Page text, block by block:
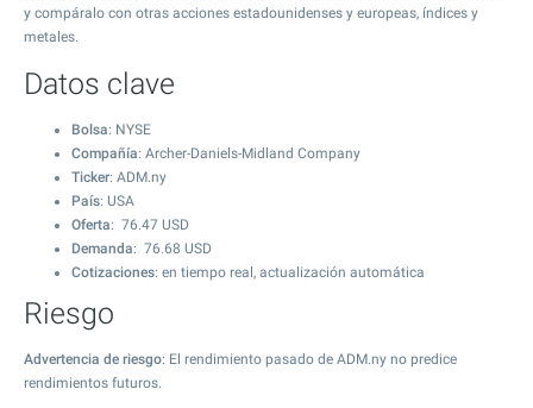
y compáralo con otras acciones estadounidenses y europeas, índices y
metales.
Datos clave
Bolsa: NYSE
Compañía: Archer-Daniels-Midland Company
Ticker: ADM.ny
País: USA
Oferta: 76.47 USD
Demanda: 76.68 USD
Cotizaciones: en tiempo real, actualización automática
Riesgo
Advertencia de riesgo: El rendimiento pasado de ADM.ny no predice
rendimientos futuros.